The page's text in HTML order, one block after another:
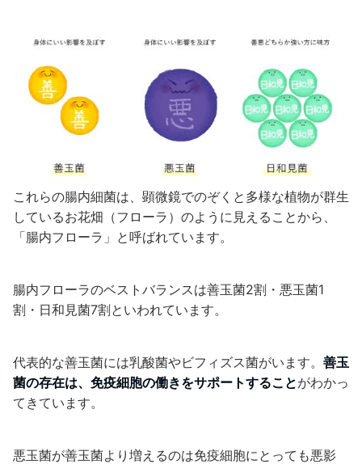
これらの腸内細菌は、顕微鏡でのぞくと多様な植物が群生
しているお花畑（フローラ）のように見えることから、
「腸内フローラ」と呼ばれています。
腸内フローラのベストバランスは善玉菌2割・悪玉菌1
割・日和見菌7割といわれています。
代表的な善玉菌には乳酸菌やビフィズス菌がいます。 善玉
菌の存在は、免疫細胞の働きをサポートすることがわかっ
てきています。
悪玉菌が善玉菌より増えるのは免疫細胞にとっても悪影